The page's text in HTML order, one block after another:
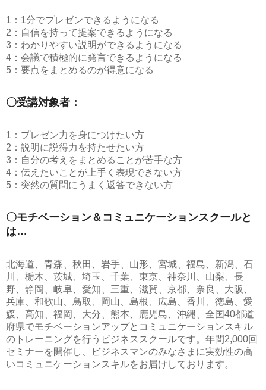
1：1分でプレゼンできるようになる
2：自信を持って提案できるようになる
3：わかりやすい説明ができるようになる
4：会議で積極的に発言できるようになる
5：要点をまとめるのが得意になる
〇受講対象者：
1：プレゼン力を身につけたい方
2：説明に説得力を持たせたい方
3：自分の考えをまとめることが苦手な方
4：伝えたいことが上手く表現できない方
5：突然の質問にうまく返答できない方
〇モチベーション＆コミュニケーションスクールと
は…
北海道、青森、秋田、岩手、山形、宮城、福島、新潟、石
川、栃木、茨城、埼玉、千葉、東京、神奈川、山梨、長
野、静岡、岐阜、愛知、三重、滋賀、京都、奈良、大阪、
兵庫、和歌山、鳥取、岡山、島根、広島、香川、徳島、愛
媛、高知、福岡、大分、熊本、鹿児島、沖縄、全国40都道
府県でモチベーションアップとコミュニケーションスキル
のトレーニングを行うビジネススクールです。年間2,000回
セミナーを開催し、ビジネスマンのみなさまに実効性の高
いコミュニケーションスキルをお届けしております。